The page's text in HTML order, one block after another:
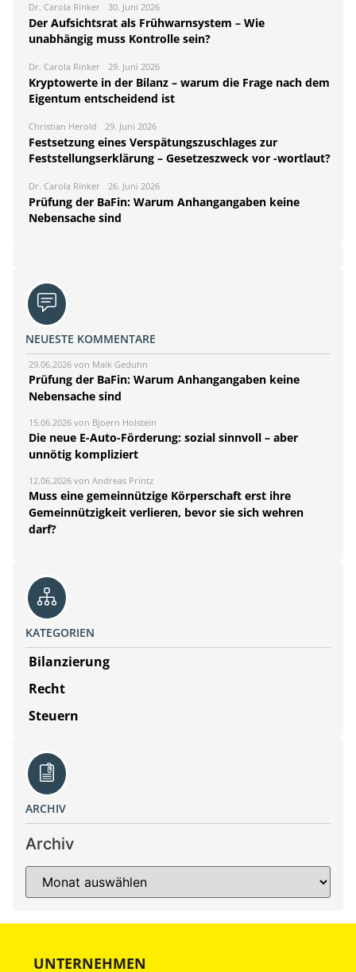
Dr. Carola Rinker 30. Juni 2026
Der Aufsichtsrat als Frühwarnsystem – Wie
unabhängig muss Kontrolle sein?
Dr. Carola Rinker 29. Juni 2026
Kryptowerte in der Bilanz – warum die Frage nach dem
Eigentum entscheidend ist
Christian Herold 29. Juni 2026
Festsetzung eines Verspätungszuschlages zur
Feststellungserklärung – Gesetzeszweck vor -wortlaut?
Dr. Carola Rinker 26. Juni 2026
Prüfung der BaFin: Warum Anhangangaben keine
Nebensache sind
NEUESTE KOMMENTARE
29.06.2026 von Maik Geduhn
Prüfung der BaFin: Warum Anhangangaben keine
Nebensache sind
15.06.2026 von Bjoern Holstein
Die neue E-Auto-Förderung: sozial sinnvoll – aber
unnötig kompliziert
12.06.2026 von Andreas Printz
Muss eine gemeinnützige Körperschaft erst ihre
Gemeinnützigkeit verlieren, bevor sie sich wehren
darf?
KATEGORIEN
Bilanzierung
Recht
Steuern
ARCHIV
Archiv
UNTERNEHMEN